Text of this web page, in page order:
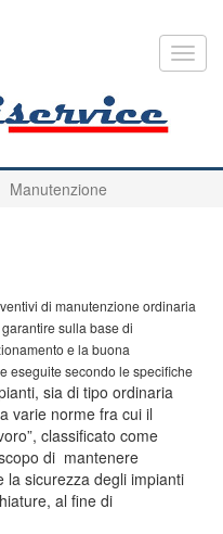
Manutenzione
di manutenzione ordinaria
sulla base di
e la buona
eseguite secondo le specifiche
sia di tipo ordinaria
varie norme fra cui il
classificato come
di mantenere
la sicurezza degli impianti
al fine di